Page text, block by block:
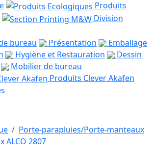
Produits
Division
bureau
Présentation
Emballage
Hygiène et Restauration
Dessin
Mobilier de bureau
Produits Clever Akafen
Porte-parapluies/Porte-manteaux
ALCO 2807